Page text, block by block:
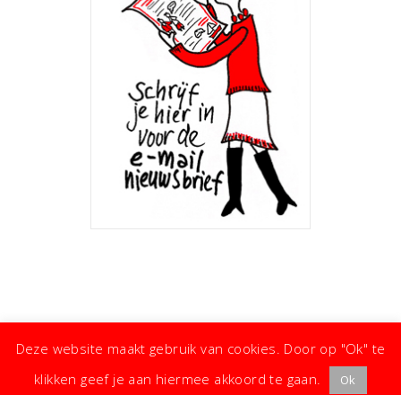
Deze website maakt gebruik van cookies. Door op "Ok" te
klikken geef je aan hiermee akkoord te gaan.
Ok